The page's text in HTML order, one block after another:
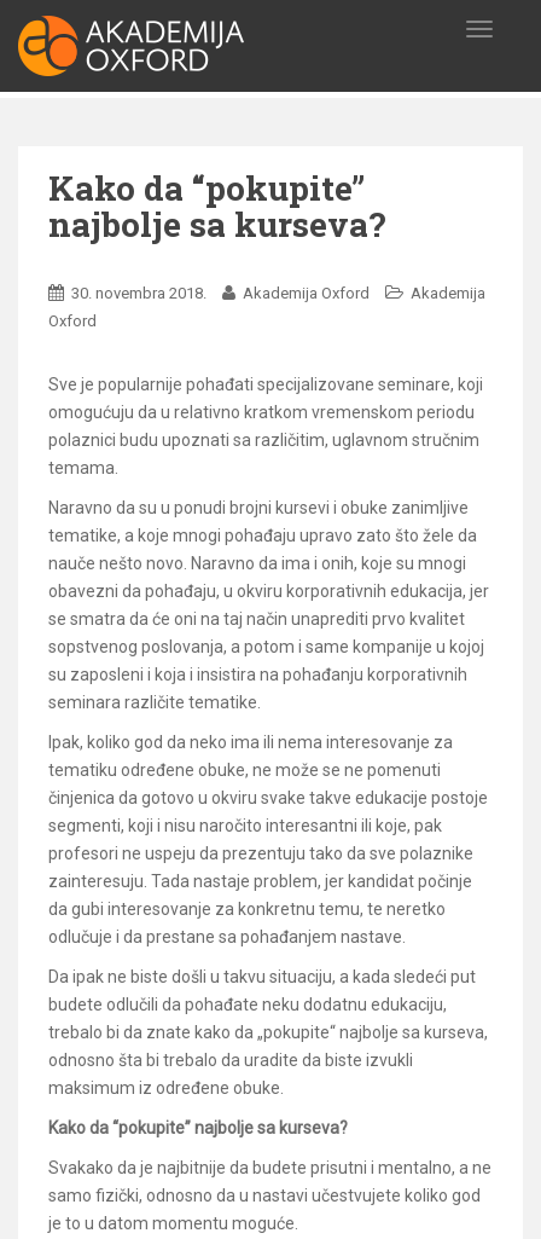
p
T
A
N
Kako da “pokupite”
najbolje sa kurseva?
30. novembra 2018. Akademija Oxford
Akademija
Oxford
Sve je popularnije pohađati specijalizovane seminare, koji
omogućuju da u relativno kratkom vremenskom periodu
polaznici budu upoznati sa različitim, uglavnom stručnim
temama.
Naravno da su u ponudi brojni kursevi i obuke zanimljive
tematike, a koje mnogi pohađaju upravo zato što žele da
nauče nešto novo. Naravno da ima i onih, koje su mnogi
obavezni da pohađaju, u okviru korporativnih edukacija, jer
se smatra da će oni na taj način unaprediti prvo kvalitet
sopstvenog poslovanja, a potom i same kompanije u kojoj
su zaposleni i koja i insistira na pohađanju korporativnih
seminara različite tematike.
Ipak, koliko god da neko ima ili nema interesovanje za
tematiku određene obuke, ne može se ne pomenuti
činjenica da gotovo u okviru svake takve edukacije postoje
segmenti, koji i nisu naročito interesantni ili koje, pak
profesori ne uspeju da prezentuju tako da sve polaznike
zainteresuju. Tada nastaje problem, jer kandidat počinje
da gubi interesovanje za konkretnu temu, te neretko
odlučuje i da prestane sa pohađanjem nastave.
Da ipak ne biste došli u takvu situaciju, a kada sledeći put
budete odlučili da pohađate neku dodatnu edukaciju,
trebalo bi da znate kako da „pokupite“ najbolje sa kurseva,
odnosno šta bi trebalo da uradite da biste izvukli
maksimum iz određene obuke.
Kako da “pokupite” najbolje sa kurseva?
Svakako da je najbitnije da budete prisutni i mentalno, a ne
samo fizički, odnosno da u nastavi učestvujete koliko god
je to u datom momentu moguće.